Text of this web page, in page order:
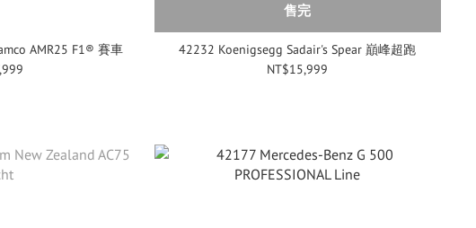
AMR25 F1® 賽車
售完
42232 Koenigsegg Sadair's Spear 巔峰超跑
NT$15,999